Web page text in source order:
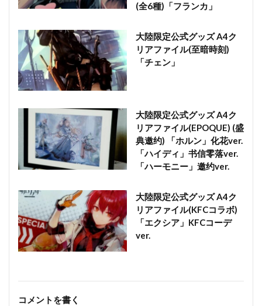
(全6種)「フランカ」
大陸限定公式グッズ A4ク
リアファイル(至暗時刻)
「チェン」
大陸限定公式グッズ A4ク
リアファイル(EPOQUE) (盛
典邀约) 「ホルン」化花ver.
「ハイディ」书信零落ver.
「ハーモニー」邀约ver.
大陸限定公式グッズ A4ク
リアファイル(KFCコラボ)
「エクシア」KFCコーデ
ver.
コメントを書く